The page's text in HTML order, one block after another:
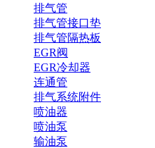
排气管
排气管接口垫
排气管隔热板
EGR阀
EGR冷却器
连通管
排气系统附件
喷油器
喷油泵
输油泵